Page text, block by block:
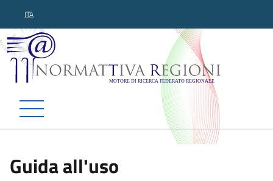
ITA
Normattiva Regioni -
Guida all'uso